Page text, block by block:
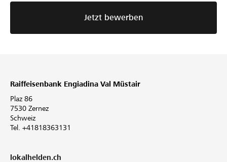
Jetzt bewerben
Raiffeisenbank Engiadina Val Müstair
Plaz 86
7530 Zernez
Schweiz
Tel. +41818363131
lokalhelden.ch